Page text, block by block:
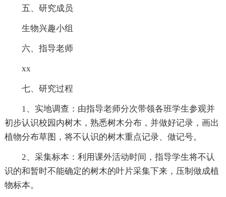
五、研究成员
生物兴趣小组
六、指导老师
xx
七、研究过程
1、实地调查：由指导老师分次带领各班学生参观并
初步认识校园内树木，熟悉树木分布，并做好记录，画出
植物分布草图，将不认识的树木重点记录、做记号。
2、采集标本：利用课外活动时间，指导学生将不认
识的和暂时不能确定的树木的叶片采集下来，压制做成植
物标本。